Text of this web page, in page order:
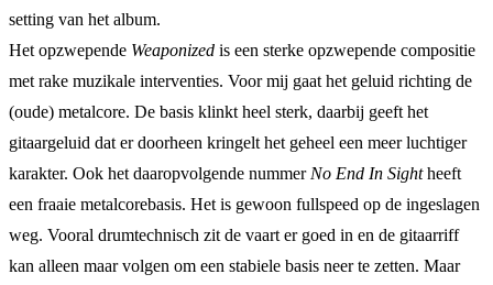
setting van het album.
Het opzwepende Weaponized is een sterke opzwepende compositie
met rake muzikale interventies. Voor mij gaat het geluid richting de
(oude) metalcore. De basis klinkt heel sterk, daarbij geeft het
gitaargeluid dat er doorheen kringelt het geheel een meer luchtiger
karakter. Ook het daaropvolgende nummer No End In Sightheeft
een fraaie metalcorebasis. Het is gewoon fullspeed op de ingeslagen
weg. Vooral drumtechnisch zit de vaart er goed in en de gitaarriff
kan alleen maar volgen om een stabiele basis neer te zetten. Maar